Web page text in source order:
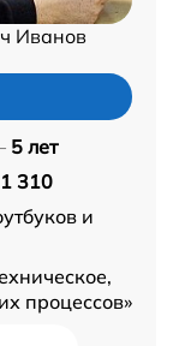
Иванов
5 лет
1 310
и
процессов»